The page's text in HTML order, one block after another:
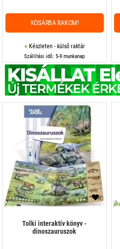
Készleten - külső raktár
Szállítási idő: 5-9 munkanap
KOSÁRBA RAKOM!
Tolki interaktív könyv -
dinoszauruszok